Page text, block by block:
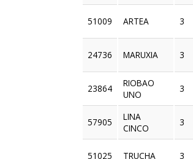
51009 ARTEA 3
24736 MARUXIA 3
23864
RIOBAO
UNO
3
57905
LINA
CINCO
3
51025 TRUCHA 3